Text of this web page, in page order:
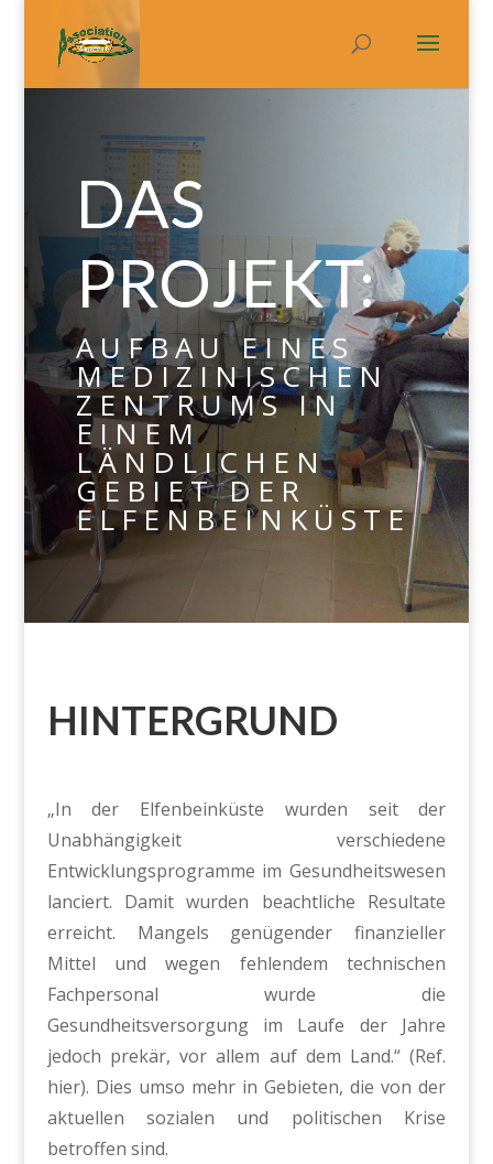
DAS
PROJEKT:
AUFBAU EINES
MEDIZINISCHEN
ZENTRUMS IN
EINEM
LÄNDLICHEN
GEBIET DER
ELFENBEINKÜSTE
HINTERGRUND
„In der Elfenbeinküste wurden seit der
Unabhängigkeit verschiedene
Entwicklungsprogramme im Gesundheitswesen
lanciert. Damit wurden beachtliche Resultate
erreicht. Mangels genügender finanzieller
Mittel und wegen fehlendem technischen
Fachpersonal wurde die
Gesundheitsversorgung im Laufe der Jahre
jedoch prekär, vor allem auf dem Land.“ (Ref.
hier​). Dies umso mehr in Gebieten, die von der
aktuellen sozialen und politischen Krise
betroffen sind.